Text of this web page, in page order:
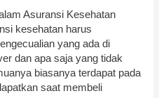
Asuransi Kesehatan
kesehatan harus
yang ada di
dan apa saja yang tidak
biasanya terdapat pada
saat membeli